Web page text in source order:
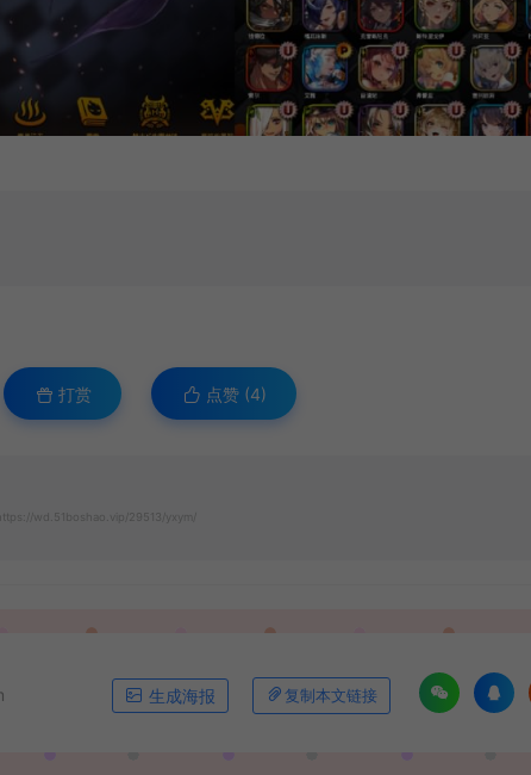
打赏 点赞 (4)
wd.51boshao.vip/29513/yxym/
生成海报 复制本文链接